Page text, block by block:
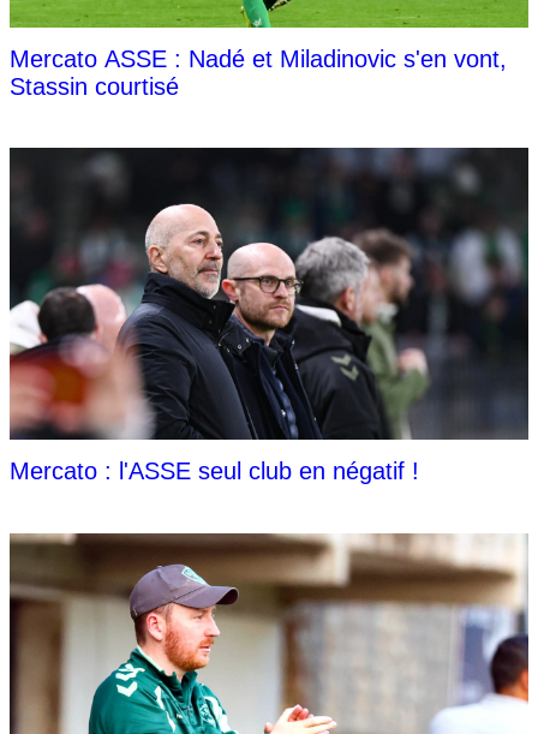
Mercato ASSE : Nadé et Miladinovic s'en vont,
Stassin courtisé
Mercato : l'ASSE seul club en négatif !